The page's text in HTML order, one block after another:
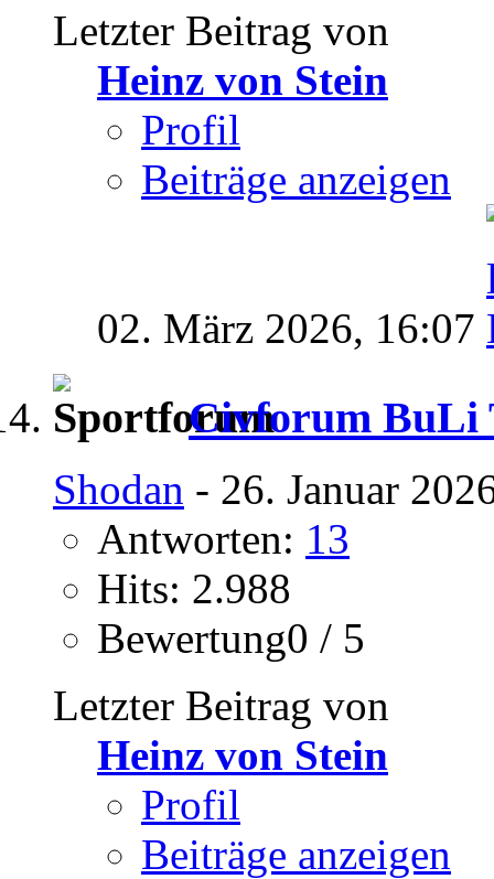
Letzter Beitrag von
Heinz von Stein
Profil
Beiträge anzeigen
02. März 2026, 16:07
Civforum BuLi
Shodan - 26. Januar
Antworten: 13
Hits: 2.988
Bewertung0 / 5
Letzter Beitrag von
Heinz von Stein
Profil
Beiträge anzeigen